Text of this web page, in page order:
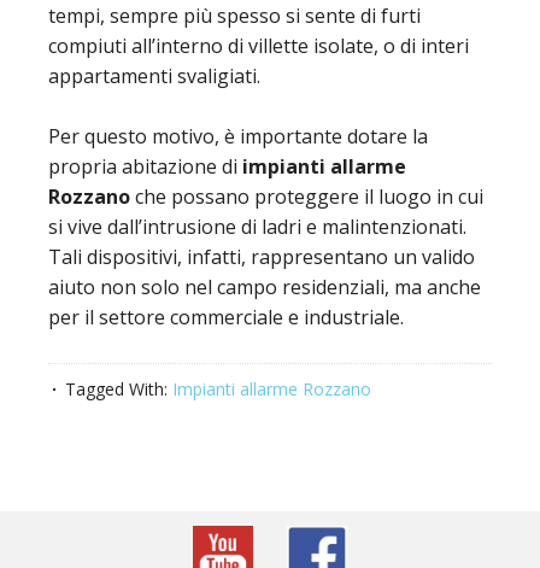
tempi, sempre più spesso si sente di furti
compiuti all’interno di villette isolate, o di interi
appartamenti svaligiati.
Per questo motivo, è importante dotare la
propria abitazione di impianti allarme
Rozzanoche possano proteggere il luogo in cui
si vive dall’intrusione di ladri e malintenzionati.
Tali dispositivi, infatti, rappresentano un valido
aiuto non solo nel campo residenziali, ma anche
per il settore commerciale e industriale.
Tagged With: Impianti allarme Rozzano